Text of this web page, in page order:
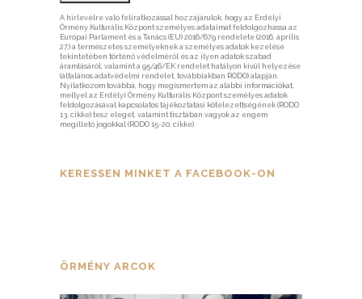
A hírlevélre való feliratkozással hozzájárulok, hogy az Erdélyi
Örmény Kulturális Központ személyes adataimat feldolgozhassa az
Európai Parlament és a Tanács (EU) 2016/679 rendelete (2016. április
27.) a természetes személyeknek a személyes adatok kezelése
tekintetében történő védelméről és az ilyen adatok szabad
áramlásáról, valamint a 95/46/EK rendelet hatályon kívül helyezése
(általános adatvédelmi rendelet, továbbiakban RODO) alapján.
Nyilatkozom továbbá, hogy megismertem az alábbi információkat,
mellyel az Erdélyi Örmény Kulturális Központ személyes adatok
feldolgozásával kapcsolatos tájékoztatási kötelezettségének (RODO
13. cikke) tesz eleget, valamint tisztában vagyok az engem
megillető jogokkal (RODO 15-20. cikke).
KERESSEN MINKET A FACEBOOK-ON
ÖRMÉNY ARCOK